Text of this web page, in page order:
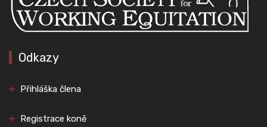
Odkazy
Přihláška člena
Registrace koně